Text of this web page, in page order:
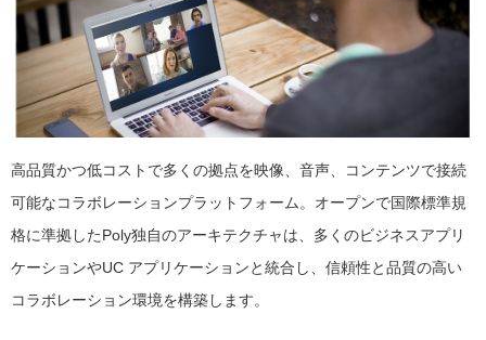
高品質かつ低コストで多くの拠点を映像、音声、コンテンツで接続
可能なコラボレーションプラットフォーム。オープンで国際標準規
格に準拠したPoly独自のアーキテクチャは、多くのビジネスアプリ
ケーションやUC アプリケーションと統合し、信頼性と品質の高い
コラボレーション環境を構築します。